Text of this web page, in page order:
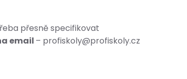
přesně specifikovat
email – profiskoly@profiskoly.cz